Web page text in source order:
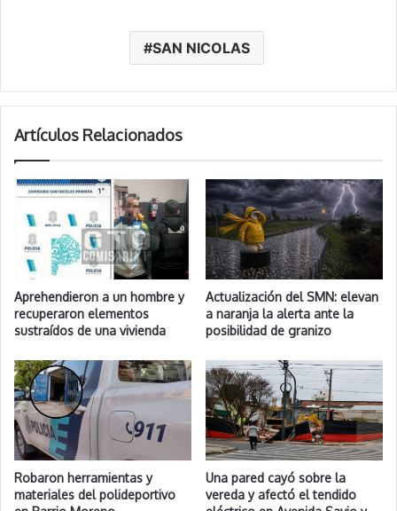
SAN NICOLAS
Artículos Relacionados
Aprehendieron a un hombre y
recuperaron elementos
sustraídos de una vivienda
Actualización del SMN: elevan
a naranja la alerta ante la
posibilidad de granizo
Robaron herramientas y
materiales del polideportivo
Una pared cayó sobre la
vereda y afectó el tendido